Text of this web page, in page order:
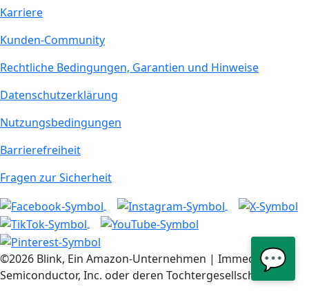
Karriere
Kunden-Community
Rechtliche Bedingungen, Garantien und Hinweise
Datenschutzerklärung
Nutzungsbedingungen
Barrierefreiheit
Fragen zur Sicherheit
©2026 Blink, Ein Amazon-Unternehmen | Immedia
Semiconductor, Inc. oder deren Tochtergesellschaften
💬